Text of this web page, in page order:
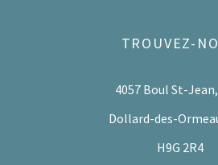
TROUVEZ-
4057 Boul St-
Dollard-des-
H9G 2R4